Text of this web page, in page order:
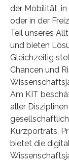
der Mobilität, in
oder in der
Teil unseres
und bieten
Gleichzeitig
Chancen und
Am KIT
aller
Kurzporträts,
bietet die